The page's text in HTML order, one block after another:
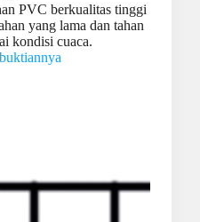
PVC berkualitas tinggi
yang lama dan tahan
kondisi cuaca.